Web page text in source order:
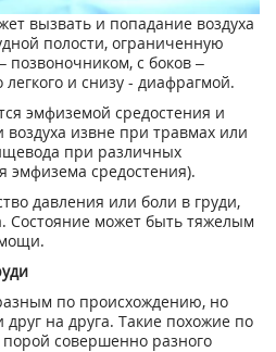
вызвать и попадание воздуха
полости, ограниченную
позвоночником, с боков –
и снизу - диафрагмой.
эмфиземой средостения и
извне при травмах или
при различных
эмфизема средостения).
давления или боли в груди,
Состояние может быть тяжелым
по происхождению, но
на друга. Такие похожие по
совершенно разного